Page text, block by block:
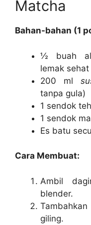
Matcha
Bahan-bahan (1
½ buah
lemak
200 ml
tanpa gula)
1 sendok
1 sendok
Es batu
Cara Membuat:
Ambil
blender.
giling.